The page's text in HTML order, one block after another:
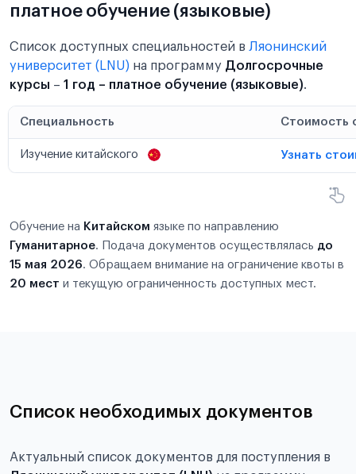
платное обучение (языковые)
Список доступных специальностей в Ляонинский
университет (LNU) на программу Долгосрочные
курсы – 1 год – платное обучение (языковые).
Специальность Стоимость
Изучение китайского Узнать
Обучение на Китайском языке по направлению
Гуманитарное. Подача документов осуществлялась до
15 мая 2026. Обращаем внимание на ограничение квоты в
20 мест и текущую ограниченность доступных мест.
Список необходимых документов
Актуальный список документов для поступления в